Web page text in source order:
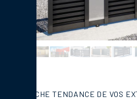
LA TOUCHE TENDANCE DE VOS